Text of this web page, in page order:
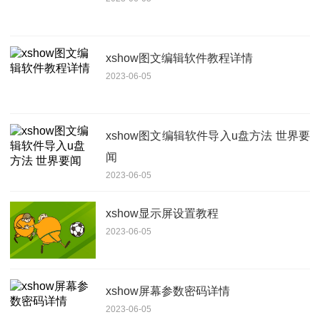
xshow图文编辑软件教程详情
2023-06-05
xshow图文编辑软件导入u盘方法 世界要
闻
2023-06-05
xshow显示屏设置教程
2023-06-05
xshow屏幕参数密码详情
2023-06-05